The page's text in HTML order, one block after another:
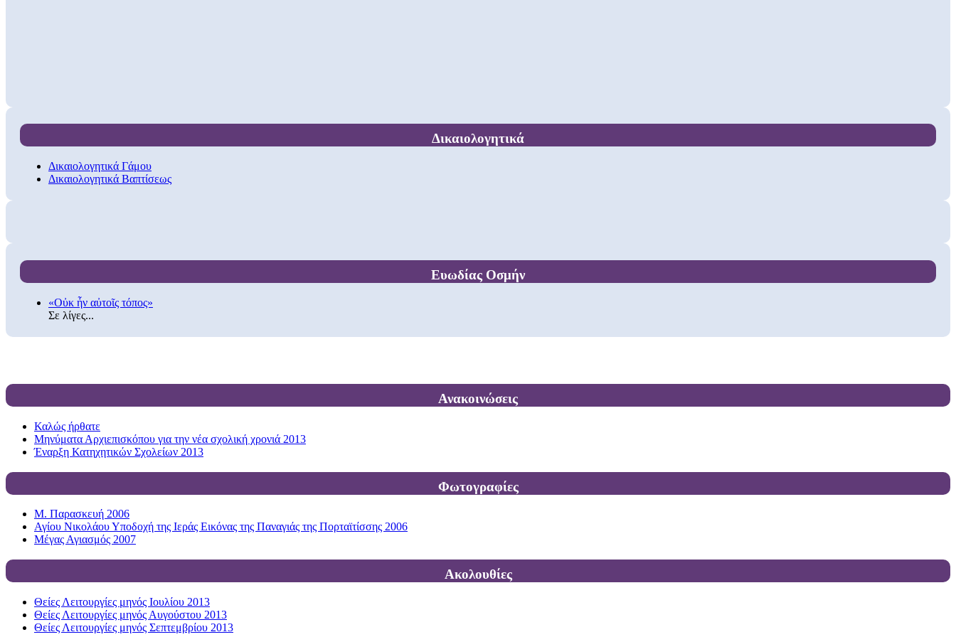
Δικαιολογητικά
Δικαιολογητικά Γάμου
Δικαιολογητικά Βαπτίσεως
Ευωδίας Οσμήν
«Οὐκ ἦν αὐτοῖς τόπος»
Σε λίγες...
Ανακοινώσεις
Καλώς ήρθατε
Μηνύματα Αρχιεπισκόπου για την νέα σχολική χρονιά 2013
Έναρξη Κατηχητικών Σχολείων 2013
Φωτογραφίες
Μ. Παρασκευή 2006
Αγίου Νικολάου Υποδοχή της Ιεράς Εικόνας της Παναγιάς της Πορταϊτίσσης 2006
Μέγας Αγιασμός 2007
Ακολουθίες
Θείες Λειτουργίες μηνός Ιουλίου 2013
Θείες Λειτουργίες μηνός Αυγούστου 2013
Θείες Λειτουργίες μηνός Σεπτεμβρίου 2013